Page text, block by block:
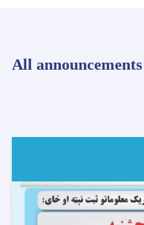
All announcements